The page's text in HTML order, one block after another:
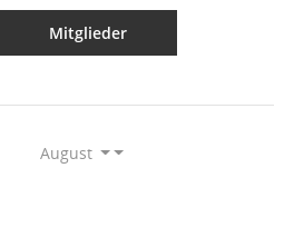
Mitglieder
August